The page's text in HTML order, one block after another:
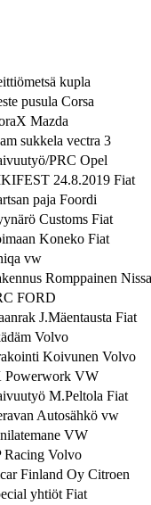
kupla
pusula Corsa
Mazda
sukkela vectra 3
PRC Opel
24.8.2019 Fiat
paja Foordi
Customs Fiat
Koneko Fiat
vw
Romppainen
FORD
J.Mäentausta Fiat
Volvo
Koivunen Volvo
Powerwork VW
M.Peltola Fiat
Autosähkö vw
VW
Racing Volvo
Finland Oy Citroen
yhtiöt Fiat